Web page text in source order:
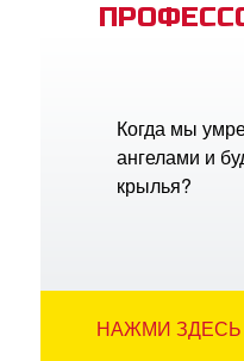
Когда мы
ангелами и
крылья?
НАЖМИ ЗДЕСЬ